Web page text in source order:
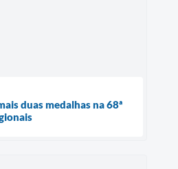
duas medalhas na 68ª